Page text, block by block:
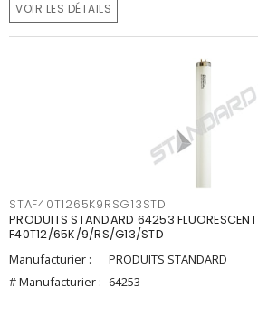
VOIR LES DÉTAILS
STAF40T1265K9RSG13STD
PRODUITS STANDARD 64253 FLUORESCENT
F40T12/65K/9/RS/G13/STD
Manufacturier :
PRODUITS STANDARD
# Manufacturier : 64253